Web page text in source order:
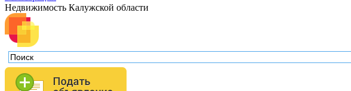
Недвижимость Калужской области